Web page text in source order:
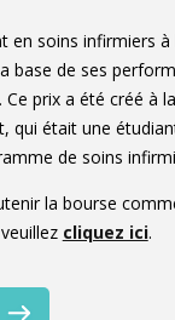
en soins infirmiers à
base de ses
Ce prix a été créé à
qui était une
de soins
la bourse
cliquez ici.